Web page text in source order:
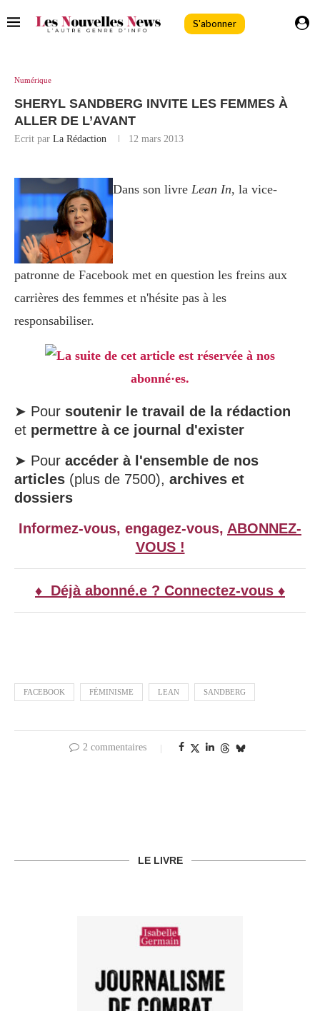
S'abonner
Numérique
SHERYL SANDBERG INVITE LES FEMMES À
ALLER DE L’AVANT
Ecrit par La Rédaction 12 mars 2013
Dans son livre Lean In, la vice-
patronne de Facebook met en question les freins aux
carrières des femmes et n'hésite pas à les
responsabiliser.
La suite de cet article est réservée à nos
abonné·es.
➤ Pour soutenir le travail de la rédaction
et permettre à ce journal d'exister
➤ Pour accéder à l'ensemble de nos
articles (plus de 7500), archives et
dossiers
Informez-vous, engagez-vous, ABONNEZ-
VOUS !
♦ Déjà abonné.e ? Connectez-vous ♦
FACEBOOK FÉMINISME LEAN SANDBERG
2 commentaires
LE LIVRE